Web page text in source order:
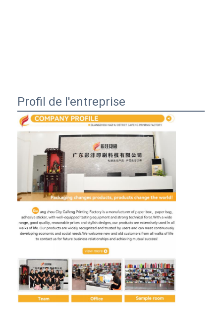
Profil de l'entreprise